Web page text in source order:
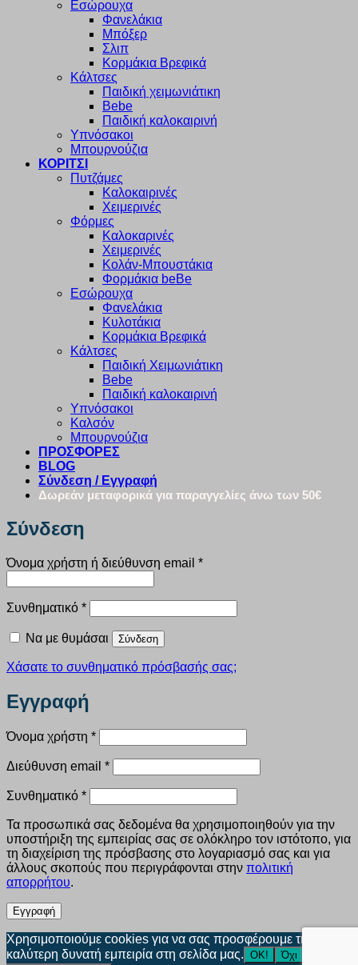
Εσώρουχα
Φανελάκια
Μπόξερ
Σλιπ
Κορμάκια Βρεφικά
Κάλτσες
Παιδική χειμωνιάτικη
Bebe
Παιδική καλοκαιρινή
Υπνόσακοι
Μπουρνούζια
ΚΟΡΙΤΣΙ
Πυτζάμες
Καλοκαιρινές
Χειμερινές
Φόρμες
Καλοκαρινές
Χειμερινές
Κολάν-Μπουστάκια
Φορμάκια beBe
Εσώρουχα
Φανελάκια
Κυλοτάκια
Κορμάκια Βρεφικά
Κάλτσες
Παιδική Χειμωνιάτικη
Bebe
Παιδική καλοκαιρινή
Υπνόσακοι
Καλσόν
Μπουρνούζια
ΠΡΟΣΦΟΡΕΣ
BLOG
Σύνδεση / Εγγραφή
Δωρεάν μεταφορικά για παραγγελίες άνω των 50€
Σύνδεση
Όνομα χρήστη ή διεύθυνση email *Απαιτείται
Συνθηματικό *Απαιτείται
Να με θυμάσαι Σύνδεση
Χάσατε το συνθηματικό πρόσβασής σας;
Εγγραφή
Όνομα χρήστη *Απαιτείται
Διεύθυνση email *Απαιτείται
Συνθηματικό *Απαιτείται
Τα προσωπικά σας δεδομένα θα χρησιμοποιηθούν για την
υποστήριξη της εμπειρίας σας σε ολόκληρο τον ιστότοπο, για
τη διαχείριση της πρόσβασης στο λογαριασμό σας και για
άλλους σκοπούς που περιγράφονται στην πολιτική
απορρήτου.
Εγγραφή
Χρησιμοποιούμε cookies για να σας προσφέρουμε την
καλύτερη δυνατή εμπειρία στη σελίδα μας. ΟΚ! Όχι